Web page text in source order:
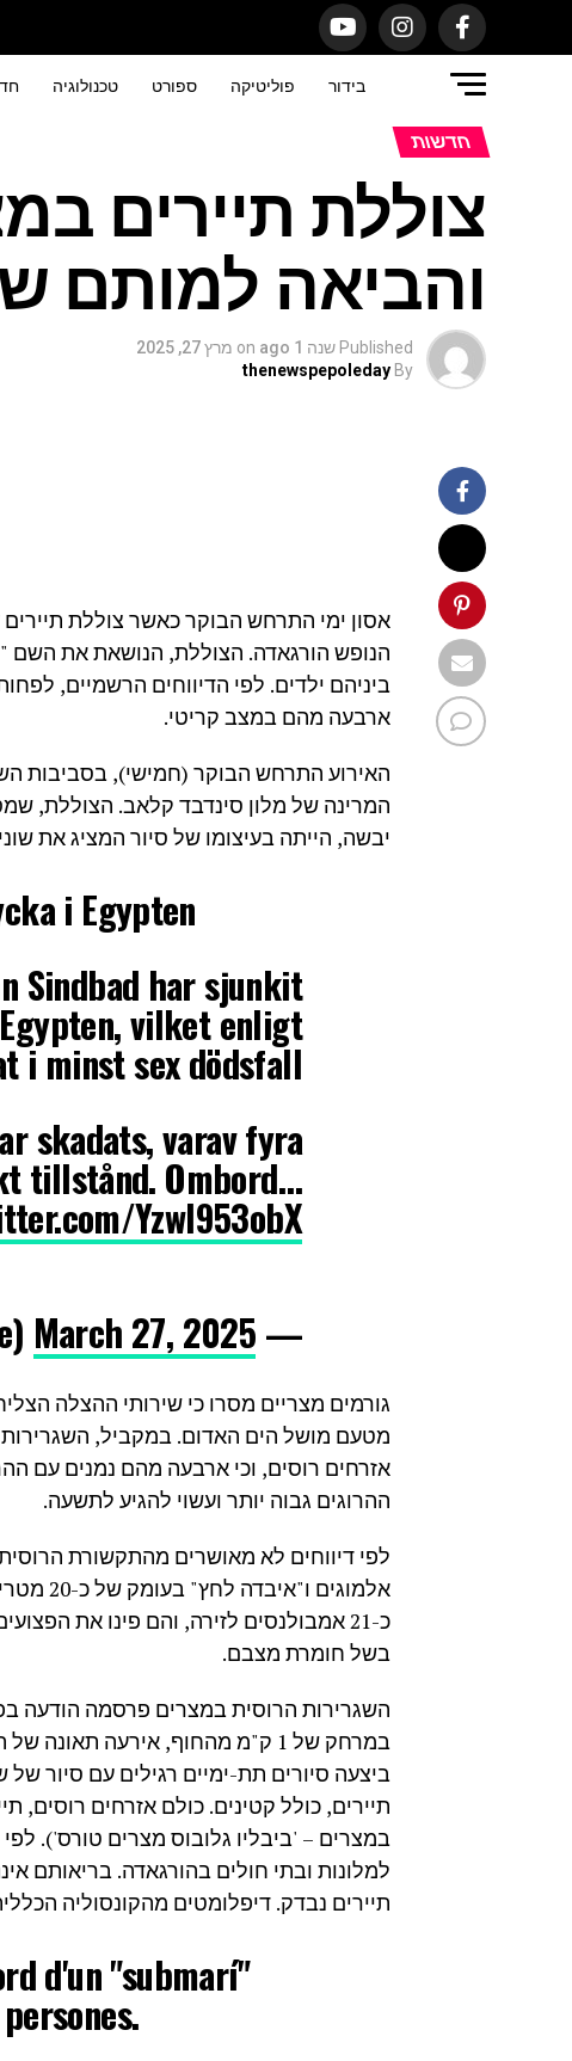
בידור פוליטיקה ספורט טכנולוגיה
חדשות
צוללת תיירים
והביאה למותם של 6 אנשים
Published שנה 1 ago on מרץ 27, 2025
By
thenewspepoleday
אסון ימי התרחש הבוקר כאשר צוללת
הנופש הורגאדה. הצוללת, הנושאת את השם "
ביניהם ילדים. לפי הדיווחים הרשמיים,
ארבעה מהם במצב קריטי.
המרינה של מלון סינדבד קלאב. הצוללת,
יבשה, הייתה בעיצומו של סיור המציג את
i Egypten
Sindbad har sjunkit
vilket enligt
i minst sex dödsfall.
skadats, varav fyra
tillstånd. Ombord…
YzwI953obX
— Existenz.se (@Existenzse)
March 27, 2025
מטעם מושל הים האדום. במקביל, השגרירות
אזרחים רוסים, וכי ארבעה מהם נמנים עם
ההרוגים גבוה יותר ועשוי להגיע לתשעה.
לפי דיווחים לא מאושרים מהתקשורת
כ-21 אמבולנסים לזירה, והם פינו את
בשל חומרת מצבם.
במרחק של 1 ק"מ מהחוף, אירעה
תיירים, כולל קטינים. כולם אזרחים
במצרים – 'ביבליו גלובוס מצרים טורס'). לפי
למלונות ובתי חולים בהורגאדה. בריאותם
תיירים נבדק. דיפלומטים מהקונסוליה
d'un "submarí"